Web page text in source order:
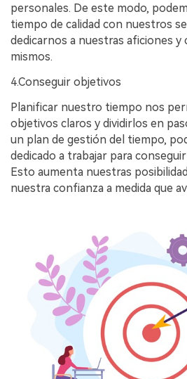
personales. De este modo,
tiempo de calidad con nuestros
dedicarnos a nuestras aficiones y
mismos.
4.Conseguir objetivos
Planificar nuestro tiempo nos
objetivos claros y dividirlos en
un plan de gestión del tiempo,
dedicado a trabajar para
Esto aumenta nuestras
nuestra confianza a medida que